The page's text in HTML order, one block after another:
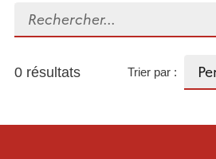
Rechercher...
0 résultats Trier par :